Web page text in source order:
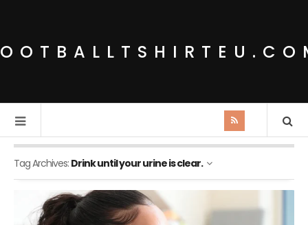
Tag Archives: Drink until your urine is clear.